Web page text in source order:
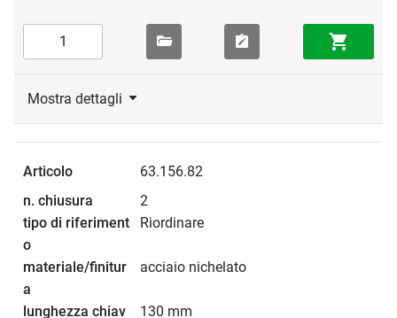
Mostra dettagli
63.156.82
2
Riordinare
acciaio nichelato
130 mm